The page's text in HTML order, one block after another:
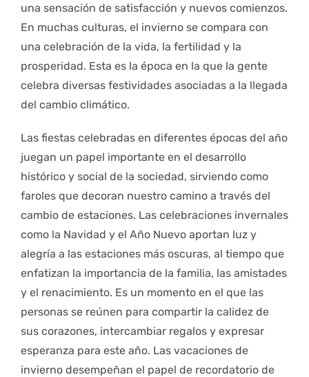
una sensación de satisfacción y nuevos comienzos.
En muchas culturas, el invierno se compara con
una celebración de la vida, la fertilidad y la
prosperidad. Esta es la época en la que la gente
celebra diversas festividades asociadas a la llegada
del cambio climático.
Las fiestas celebradas en diferentes épocas del año
juegan un papel importante en el desarrollo
histórico y social de la sociedad, sirviendo como
faroles que decoran nuestro camino a través del
cambio de estaciones. Las celebraciones invernales
como la Navidad y el Año Nuevo aportan luz y
alegría a las estaciones más oscuras, al tiempo que
enfatizan la importancia de la familia, las amistades
y el renacimiento. Es un momento en el que las
personas se reúnen para compartir la calidez de
sus corazones, intercambiar regalos y expresar
esperanza para este año. Las vacaciones de
invierno desempeñan el papel de recordatorio de